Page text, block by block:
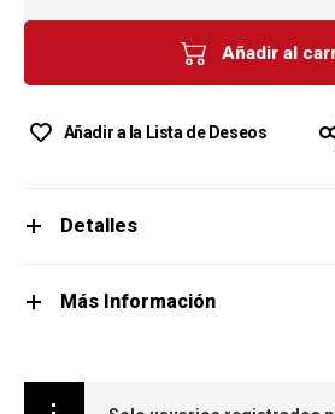
Añadir al
Añadir a la Lista de Deseos
Detalles
Más Información